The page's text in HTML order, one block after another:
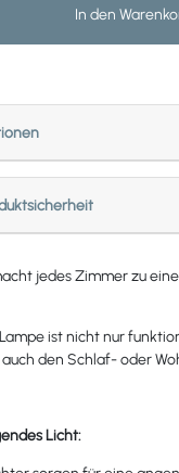
In den
jedes Zimmer zu
ist nicht nur
den Schlaf- oder
Licht: